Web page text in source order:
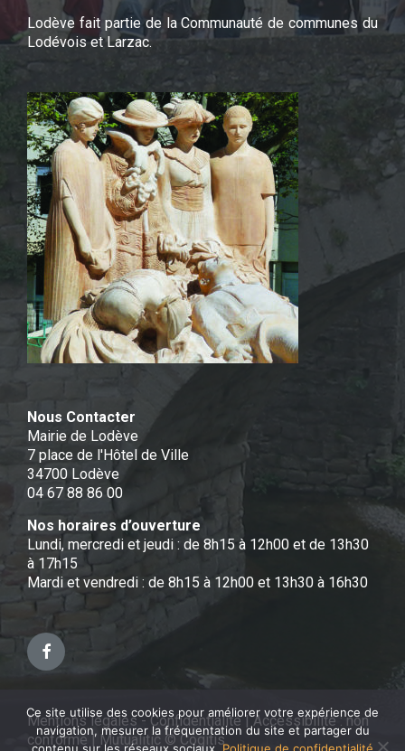
Lodève fait partie de la Communauté de communes du
Lodévois et Larzac.
Nous Contacter
Mairie de Lodève
7 place de l'Hôtel de Ville
34700 Lodève
04 67 88 86 00
Nos horaires d’ouverture
Lundi, mercredi et jeudi : de 8h15 à 12h00 et de 13h30
à 17h15
Mardi et vendredi : de 8h15 à 12h00 et 13h30 à 16h30
Facebook
Mentions légales - Confidentialité|Accessibilité : non
conforme| Mutualitic © Cogitis
Ce site utilise des cookies pour améliorer votre expérience de
navigation, mesurer la fréquentation du site et partager du